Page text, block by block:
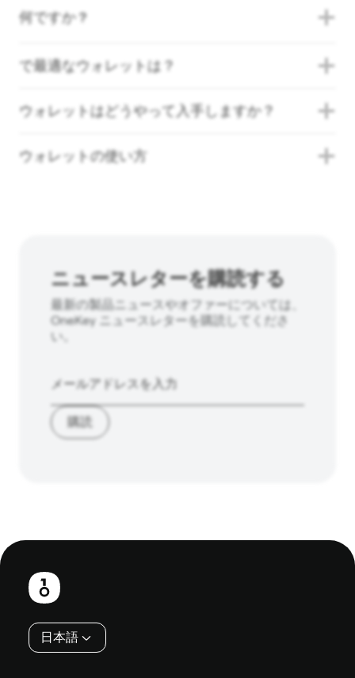
何ですか ?
で最適なウォレットは？
ウォレットはどうやって入手しますか？
ウォレットの使い方
ニュースレターを購読する
最新の製品ニュースやオファーについては、
OneKey ニュースレターを購読してくださ
い。
購読
フ
日本語